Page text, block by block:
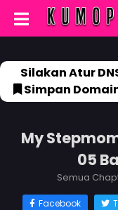
Silakan Atur
Simpan
My
05
Semua
Facebook